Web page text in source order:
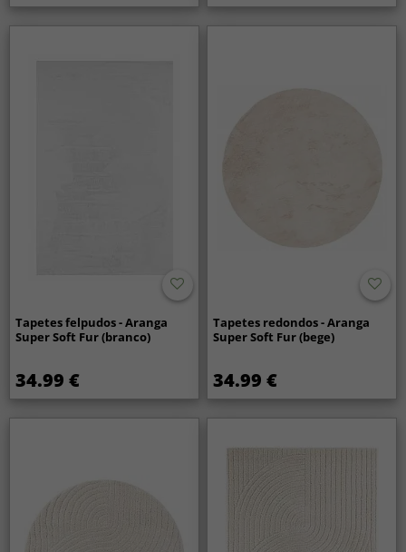
Tapetes felpudos - Aranga
Super Soft Fur (branco)
34.99 €
Tapetes redondos - Aranga
Super Soft Fur (bege)
34.99 €